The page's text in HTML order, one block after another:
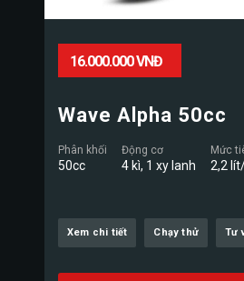
16.000.000 VNĐ
Wave Alpha 50cc
Phân khối
50cc
Động cơ
4 kì, 1 xy lanh
Mức
2,2
Xem chi tiết Chạy thử Tư